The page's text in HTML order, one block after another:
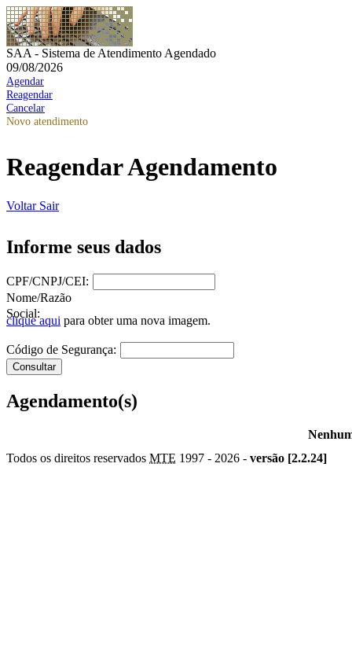
SAA - Sistema de Atendimento Agendado
09/08/2026
Agendar
Reagendar
Cancelar
Novo atendimento
Reagendar Agendamento
Voltar Sair
Informe seus dados
CPF/CNPJ/CEI:
Nome/Razão
Social:
clique aqui para obter uma nova imagem.
Código de Segurança:
Agendamento(s)
Todos os direitos reservados MTE 1997 - 2026 - versão [2.2.24]